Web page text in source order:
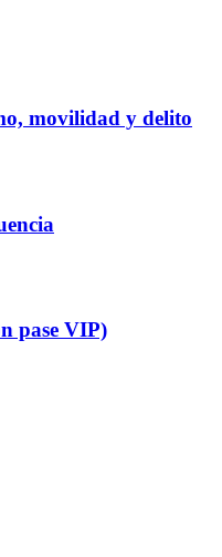
movilidad y delito
pase VIP)